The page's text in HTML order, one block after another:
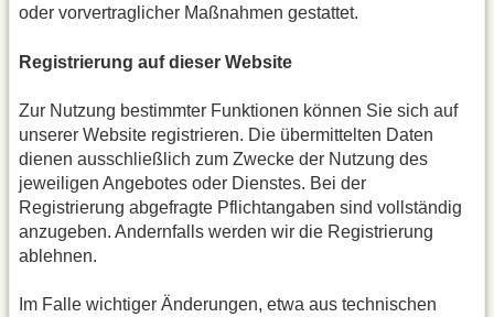
oder vorvertraglicher Maßnahmen gestattet.
Registrierung auf dieser Website
Zur Nutzung bestimmter Funktionen können Sie sich auf
unserer Website registrieren. Die übermittelten Daten
dienen ausschließlich zum Zwecke der Nutzung des
jeweiligen Angebotes oder Dienstes. Bei der
Registrierung abgefragte Pflichtangaben sind vollständig
anzugeben. Andernfalls werden wir die Registrierung
ablehnen.
Im Falle wichtiger Änderungen, etwa aus technischen